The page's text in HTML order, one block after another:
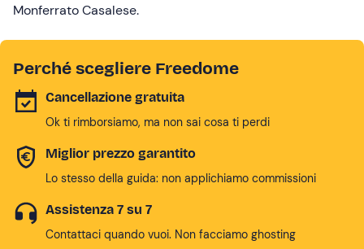
Monferrato Casalese.
Perché scegliere Freedome
Cancellazione gratuita
Ok ti rimborsiamo, ma non sai cosa ti perdi
Miglior prezzo garantito
Lo stesso della guida: non applichiamo commissioni
Assistenza 7 su 7
Contattaci quando vuoi. Non facciamo ghosting